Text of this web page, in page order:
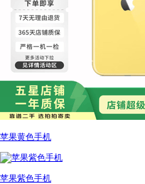
苹果黄色手机
苹果紫色手机